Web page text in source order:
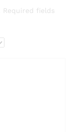
Required fields